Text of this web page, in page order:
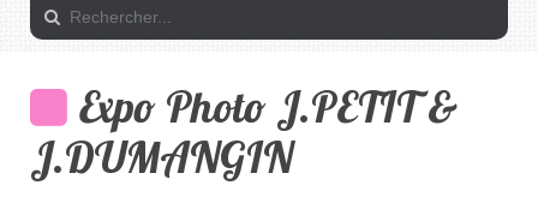
Expo Photo J.PETIT &
J.DUMANGIN